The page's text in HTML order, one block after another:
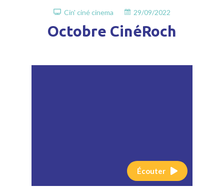
Cin' ciné cinema 29/09/2022
Octobre CinéRoch
Écouter